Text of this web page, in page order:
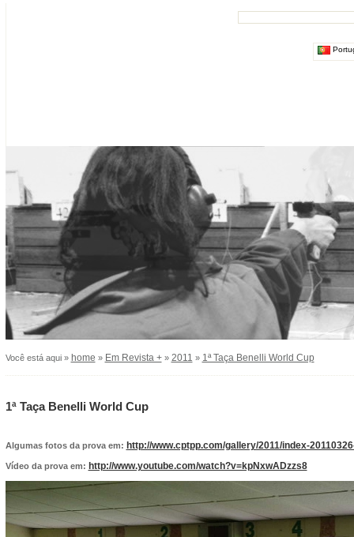
Você está aqui » home » Em Revista +» 2011 » 1ª Taça Benelli World Cup
1ª Taça Benelli World Cup
Algumas fotos da prova em: http://www.cptpp.com/gallery/2011/index-
Vídeo da prova em: http://www.youtube.com/watch?v=kpNxwADzzs8